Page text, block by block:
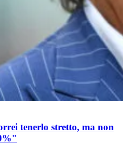
tenerlo stretto, ma non